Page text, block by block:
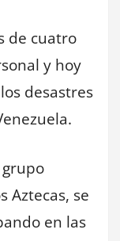
de cuatro
y hoy
desastres
Aztecas, se
en las